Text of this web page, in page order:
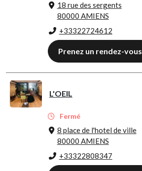
18 rue des sergents
80000 AMIENS
+33322724612
Prenez un rendez-vous
L'OEIL
Fermé
8 place de l'hotel de ville
80000 AMIENS
+33322808347